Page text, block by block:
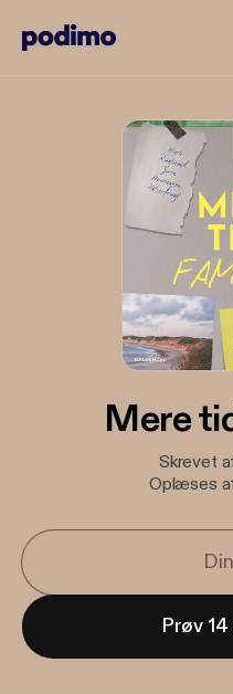
Mere
Skrevet
Oplæses
Prøv